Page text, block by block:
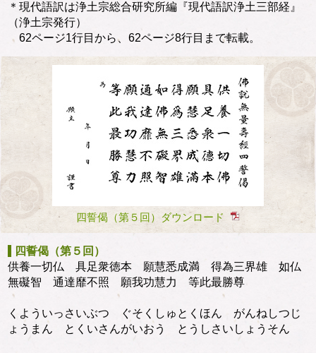
＊現代語訳は浄土宗総合研究所編『現代語訳浄土三部経』
（浄土宗発行）
62ページ1行目から、62ページ8行目まで転載。
四誓偈（第５回）ダウンロード
四誓偈（第５回）
供養一切仏 具足衆徳本 願慧悉成満 得為三界雄 如仏
無礙智 通達靡不照 願我功慧力 等此最勝尊
くよういっさいぶつ ぐそくしゅとくほん がんねしつじ
ょうまん とくいさんがいおう とうしさいしょうそん